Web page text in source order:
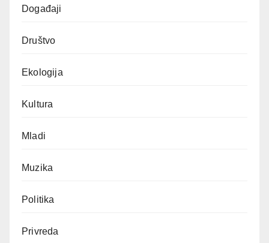
Događaji
Društvo
Ekologija
Kultura
Mladi
Muzika
Politika
Privreda